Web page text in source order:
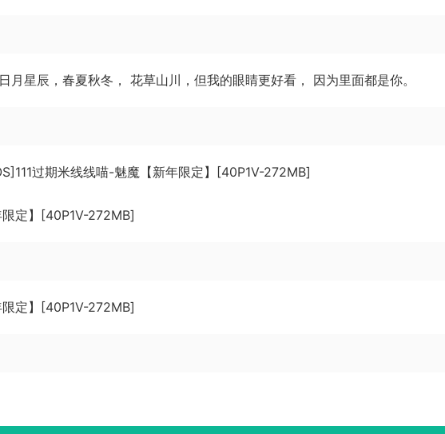
月星辰，春夏秋冬， 花草山川，但我的眼睛更好看， 因为里面都是你。
定】[40P1V-272MB]
定】[40P1V-272MB]